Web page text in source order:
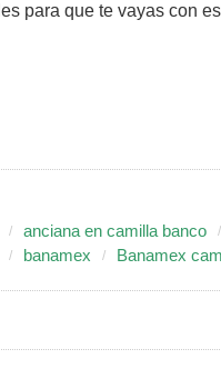
para que te vayas con
anciana en camilla banco
banamex Banamex